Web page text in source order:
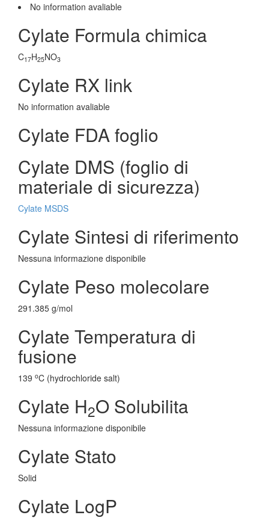
No information avaliable
Cylate Formula chimica
C17H25NO3
Cylate RX link
No information avaliable
Cylate FDA foglio
Cylate DMS (foglio di
materiale di sicurezza)
Cylate MSDS
Cylate Sintesi di riferimento
Nessuna informazione disponibile
Cylate Peso molecolare
291.385 g/mol
Cylate Temperatura di
fusione
139 oC (hydrochloride salt)
Cylate H2O Solubilita
Nessuna informazione disponibile
Cylate Stato
Solid
Cylate LogP